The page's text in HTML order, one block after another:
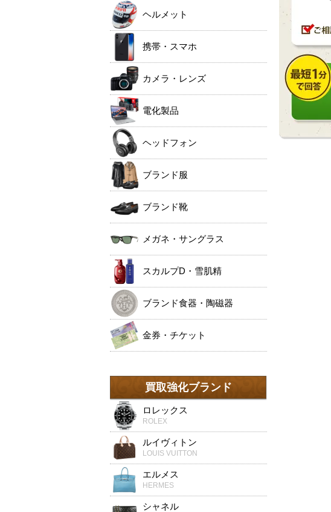
ヘルメット
携帯・スマホ
カメラ・レンズ
電化製品
ヘッドフォン
ブランド服
ブランド靴
メガネ・サングラス
スカルプD・雪肌精
ブランド食器・陶磁器
金券・チケット
買取強化ブランド
ロレックス
ROLEX
ルイヴィトン
LOUIS VUITTON
エルメス
HERMES
シャネル